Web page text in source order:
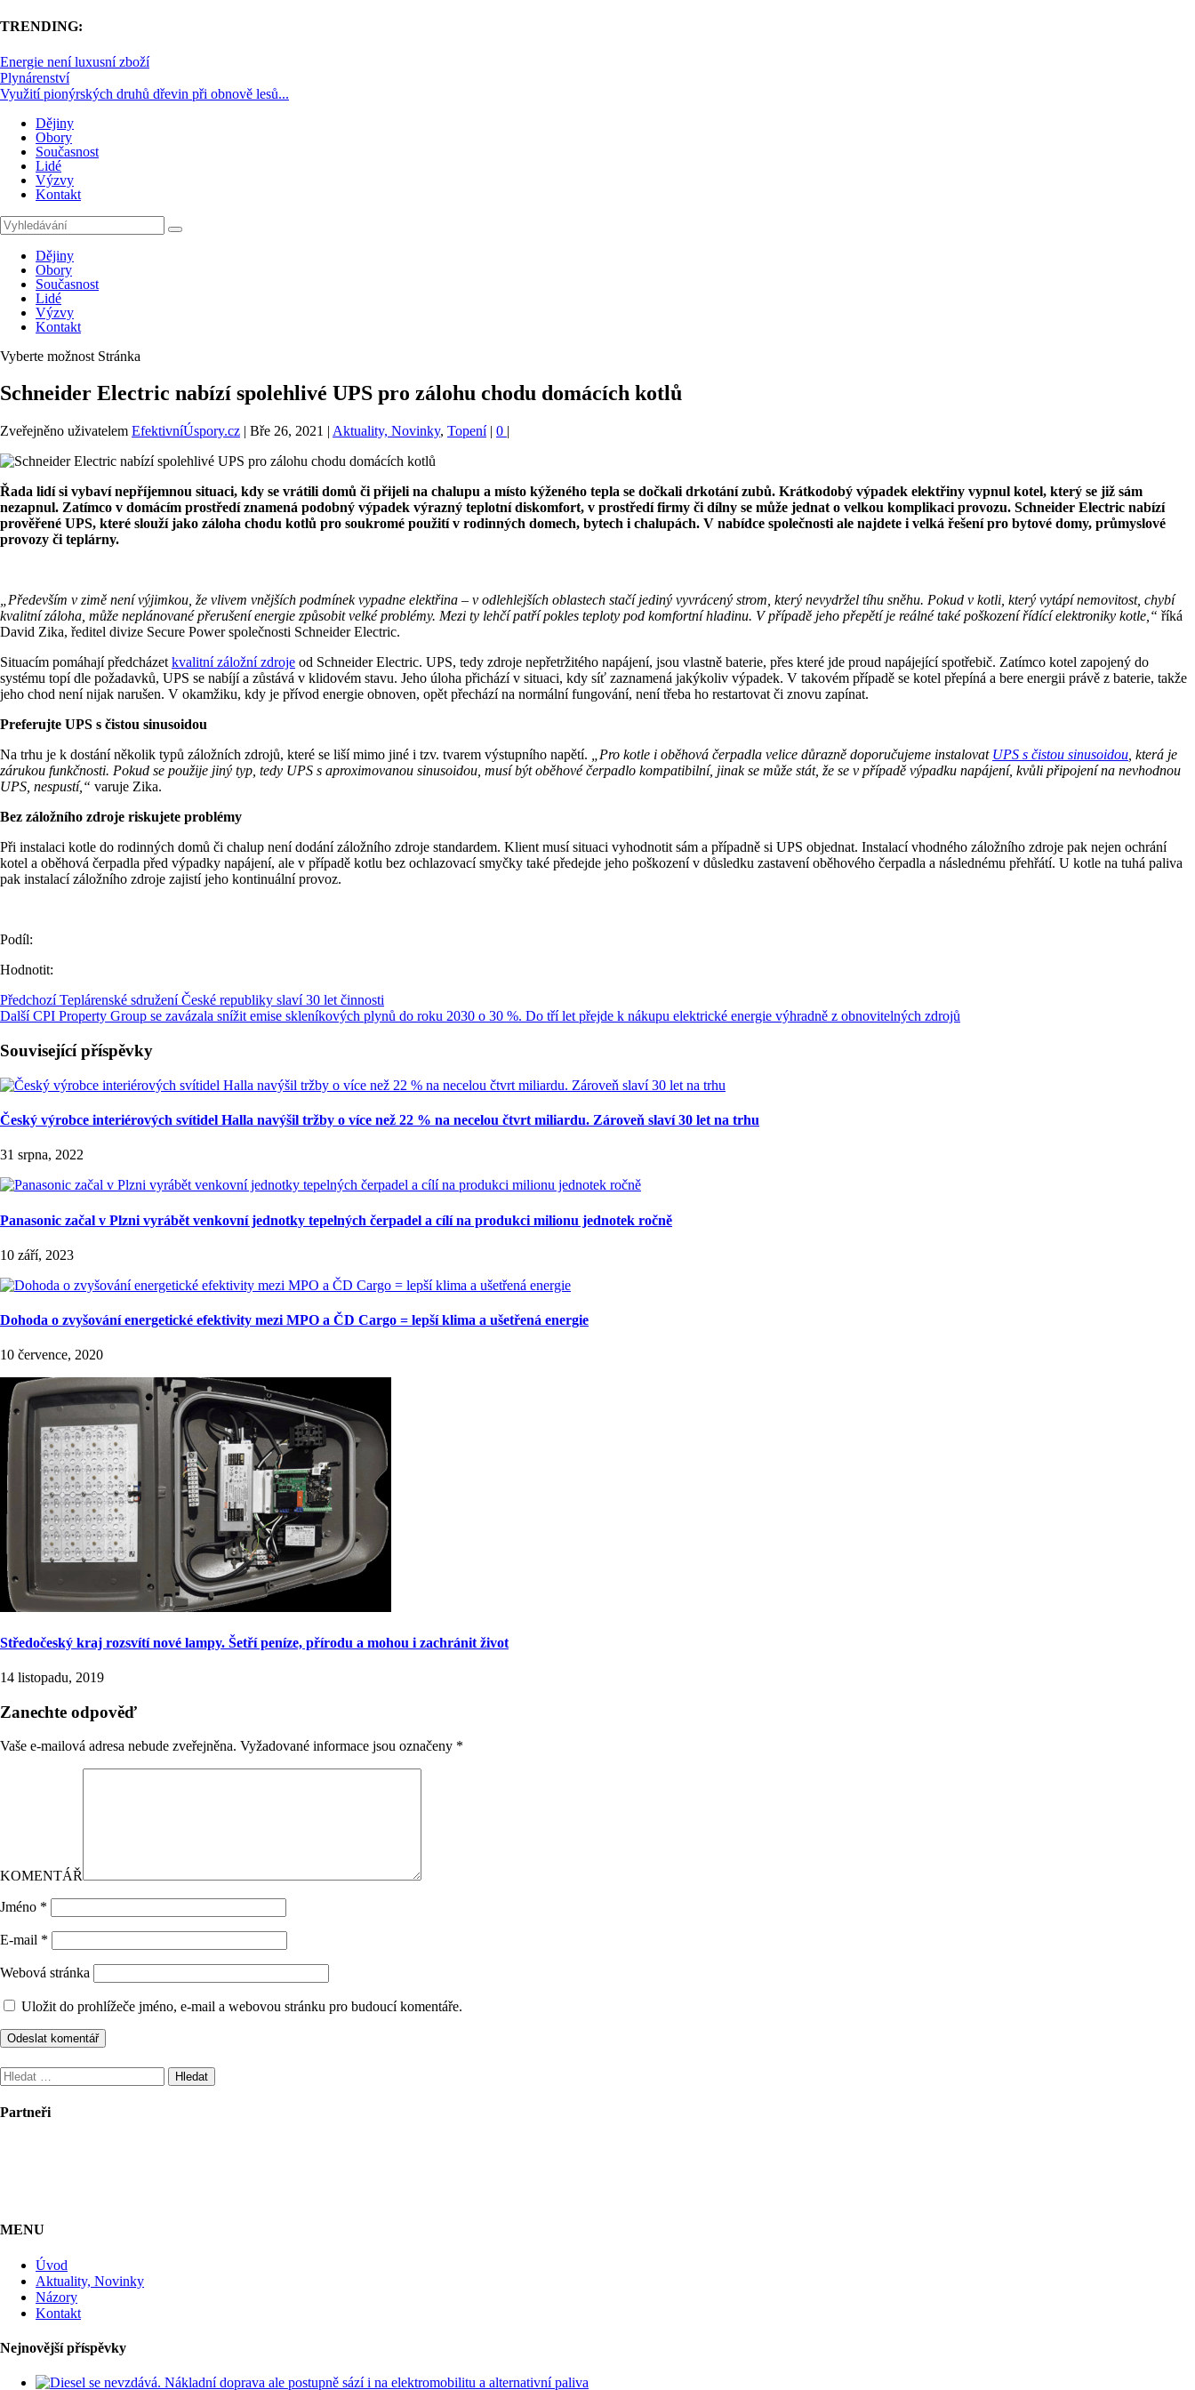
TRENDING:
Energie není luxusní zboží
Plynárenství
Využití pionýrských druhů dřevin při obnově lesů...
Dějiny
Obory
Současnost
Lidé
Výzvy
Kontakt
Dějiny
Obory
Současnost
Lidé
Výzvy
Kontakt
Vyberte možnost Stránka
Schneider Electric nabízí spolehlivé UPS pro zálohu chodu domácích kotlů
Zveřejněno uživatelem EfektivníÚspory.cz | Bře 26, 2021 | Aktuality, Novinky, Topení| 0 |
Řada lidí si vybaví nepříjemnou situaci, kdy se vrátili domů či přijeli na chalupu a místo kýženého tepla se dočkali drkotání zubů. Krátkodobý výpadek elektřiny vypnul kotel, který se již sám
nezapnul. Zatímco v domácím prostředí znamená podobný výpadek výrazný teplotní diskomfort, v prostředí firmy či dílny se může jednat o velkou komplikaci provozu. Schneider Electric nabízí
prověřené UPS, které slouží jako záloha chodu kotlů pro soukromé použití v rodinných domech, bytech i chalupách. V nabídce společnosti ale najdete i velká řešení pro bytové domy, průmyslové
provozy či teplárny.
„Především v zimě není výjimkou, že vlivem vnějších podmínek vypadne elektřina – v odlehlejších oblastech stačí jediný vyvrácený strom, který nevydržel tíhu sněhu. Pokud v kotli, který vytápí nemovitost, chybí
kvalitní záloha, může neplánované přerušení energie způsobit velké problémy. Mezi ty lehčí patří pokles teploty pod komfortní hladinu. V případě jeho přepětí je reálné také poškození řídící elektroniky kotle,“ říká
David Zika, ředitel divize Secure Power společnosti Schneider Electric.
Situacím pomáhají předcházet kvalitní záložní zdroje od Schneider Electric. UPS, tedy zdroje nepřetržitého napájení, jsou vlastně baterie, přes které jde proud napájející spotřebič. Zatímco kotel zapojený do
systému topí dle požadavků, UPS se nabíjí a zůstává v klidovém stavu. Jeho úloha přichází v situaci, kdy síť zaznamená jakýkoliv výpadek. V takovém případě se kotel přepíná a bere energii právě z baterie, takže
jeho chod není nijak narušen. V okamžiku, kdy je přívod energie obnoven, opět přechází na normální fungování, není třeba ho restartovat či znovu zapínat.
Preferujte UPS s čistou sinusoidou
Na trhu je k dostání několik typů záložních zdrojů, které se liší mimo jiné i tzv. tvarem výstupního napětí. „Pro kotle i oběhová čerpadla velice důrazně doporučujeme instalovat UPS s čistou sinusoidou , která je
zárukou funkčnosti. Pokud se použije jiný typ, tedy UPS s aproximovanou sinusoidou, musí být oběhové čerpadlo kompatibilní, jinak se může stát, že se v případě výpadku napájení, kvůli připojení na nevhodnou
UPS, nespustí,“ varuje Zika.
Bez záložního zdroje riskujete problémy
Při instalaci kotle do rodinných domů či chalup není dodání záložního zdroje standardem. Klient musí situaci vyhodnotit sám a případně si UPS objednat. Instalací vhodného záložního zdroje pak nejen ochrání
kotel a oběhová čerpadla před výpadky napájení, ale v případě kotlu bez ochlazovací smyčky také předejde jeho poškození v důsledku zastavení oběhového čerpadla a následnému přehřátí. U kotle na tuhá paliva
pak instalací záložního zdroje zajistí jeho kontinuální provoz.
Podíl:
Hodnotit:
Předchozí Teplárenské sdružení České republiky slaví 30 let činnosti
Další CPI Property Group se zavázala snížit emise skleníkových plynů do roku 2030 o 30 %. Do tří let přejde k nákupu elektrické energie výhradně z obnovitelných zdrojů
Související příspěvky
Český výrobce interiérových svítidel Halla navýšil tržby o více než 22 % na necelou čtvrt miliardu. Zároveň slaví 30 let na trhu
31 srpna, 2022
Panasonic začal v Plzni vyrábět venkovní jednotky tepelných čerpadel a cílí na produkci milionu jednotek ročně
10 září, 2023
Dohoda o zvyšování energetické efektivity mezi MPO a ČD Cargo = lepší klima a ušetřená energie
10 července, 2020
Středočeský kraj rozsvítí nové lampy. Šetří peníze, přírodu a mohou i zachránit život
14 listopadu, 2019
Zanechte odpověď
Vaše e-mailová adresa nebude zveřejněna. Vyžadované informace jsou označeny *
KOMENTÁŘ
Jméno *
E-mail *
Webová stránka
Uložit do prohlížeče jméno, e-mail a webovou stránku pro budoucí komentáře.
Vyhledávání
Partneři
MENU
Úvod
Aktuality, Novinky
Názory
Kontakt
Nejnovější příspěvky